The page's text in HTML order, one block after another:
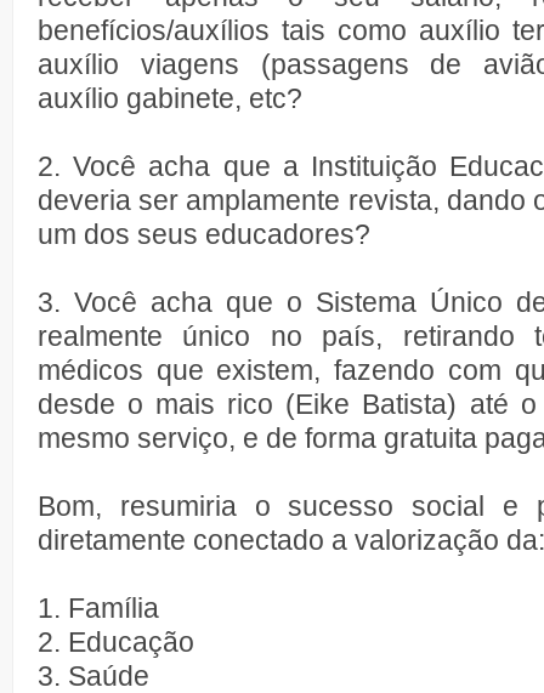
benefícios/auxílios tais como auxílio
auxílio viagens (passagens de
auxílio gabinete, etc?
2. Você acha que a Instituição
deveria ser amplamente revista, dando
um dos seus educadores?
3. Você acha que o Sistema Único
realmente único no país, retirando
médicos que existem, fazendo com
desde o mais rico (Eike Batista) até
mesmo serviço, e de forma gratuita
Bom, resumiria o sucesso social e
diretamente conectado a valorização da:
1. Família
2. Educação
3. Saúde